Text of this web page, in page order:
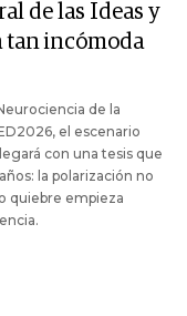
de las Ideas y
tan incómoda
de la
el escenario
con una tesis que
la polarización no
quiebre empieza